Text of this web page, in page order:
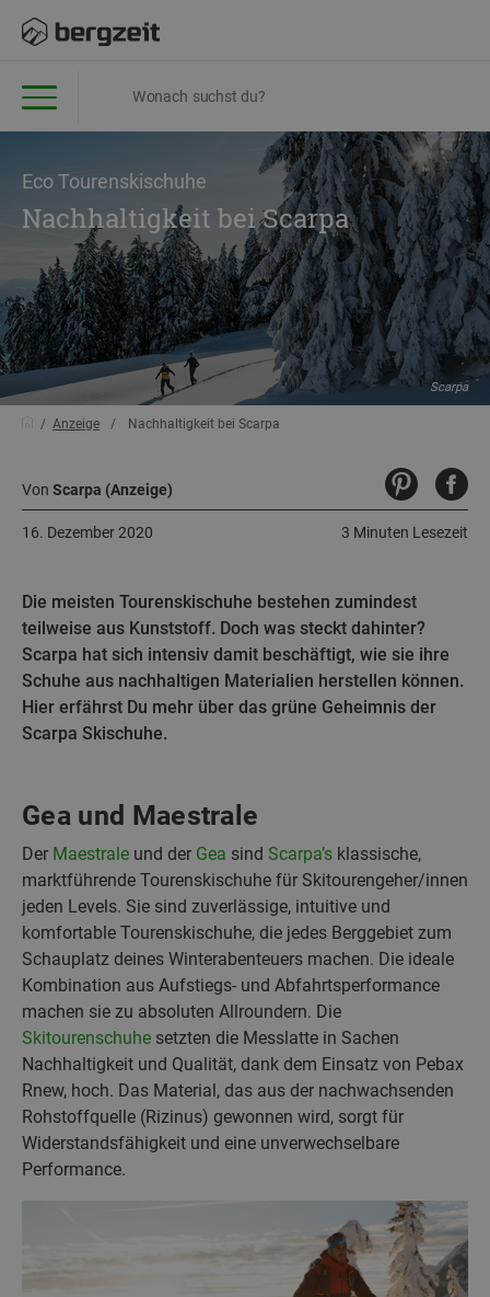
Eco Tourenskischuhe
Nachhaltigkeit bei Scarpa
Scarpa
Anzeige Nachhaltigkeit bei Scarpa
Von Scarpa (Anzeige)
3 Minuten Lesezeit
16. Dezember 2020
Die meisten Tourenskischuhe bestehen zumindest
teilweise aus Kunststoff. Doch was steckt dahinter?
Scarpa hat sich intensiv damit beschäftigt, wie sie ihre
Schuhe aus nachhaltigen Materialien herstellen können.
Hier erfährst Du mehr über das grüne Geheimnis der
Scarpa Skischuhe.
Gea und Maestrale
Der Maestrale und der Gea sind Scarpa’s klassische,
marktführende Tourenskischuhe für Skitourengeher/innen
jeden Levels. Sie sind zuverlässige, intuitive und
komfortable Tourenskischuhe, die jedes Berggebiet zum
Schauplatz deines Winterabenteuers machen. Die ideale
Kombination aus Aufstiegs- und Abfahrtsperformance
machen sie zu absoluten Allroundern. Die
Skitourenschuhe setzten die Messlatte in Sachen
Nachhaltigkeit und Qualität, dank dem Einsatz von Pebax
Rnew, hoch. Das Material, das aus der nachwachsenden
Rohstoffquelle (Rizinus) gewonnen wird, sorgt für
Widerstandsfähigkeit und eine unverwechselbare
Performance.